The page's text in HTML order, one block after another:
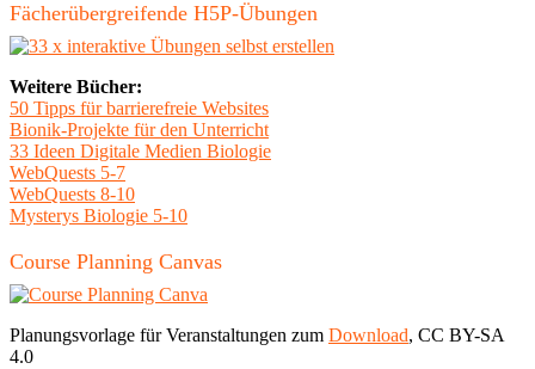
Fächerübergreifende H5P-Übungen
Weitere Bücher:
50 Tipps für barrierefreie Websites
Bionik-Projekte für den Unterricht
33 Ideen Digitale Medien Biologie
WebQuests 5-7
WebQuests 8-10
Mysterys Biologie 5-10
Course Planning Canvas
Planungsvorlage für Veranstaltungen zum Download, CC BY-SA
4.0